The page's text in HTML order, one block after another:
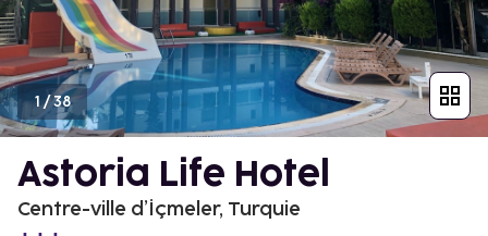
1/38
Astoria Life Hotel
Centre-ville d’İçmeler, Turquie